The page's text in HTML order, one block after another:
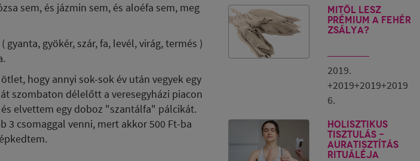
sem, és jázmin sem, és aloéfa sem, meg
gyanta, gyökér, szár, fa, levél, virág, termés )
hogy annyi sok-sok év után vegyek egy
szombaton délelőtt a veresegyházi piacon
elvettem egy doboz "szantálfa" pálcikát.
3 csomaggal venni, mert akkor 500 Ft-ba
Mitől lesz
prémium a fehér
zsálya?
2019.
+2019+2019+2019
6.
Holisztikus
tisztulás -
Auratisztítás
rituáléja